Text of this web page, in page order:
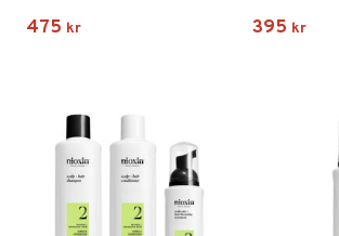
475 kr 395 kr